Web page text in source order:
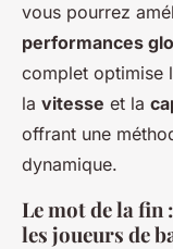
vous pourrez
performances
complet optimise
la vitesse et la
offrant une
dynamique.
Le mot de la fin
les joueurs de